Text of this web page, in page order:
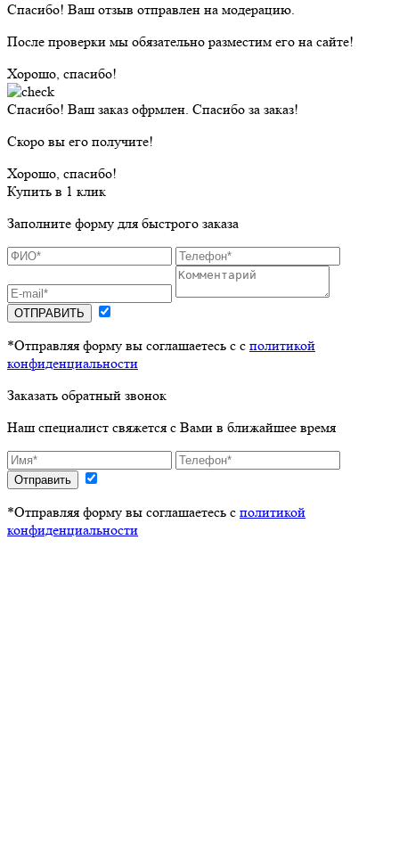
Спасибо! Ваш отзыв отправлен на модерацию.
После проверки мы обязательно разместим его на сайте!
Хорошо, спасибо!
Спасибо! Ваш заказ офрмлен. Спасибо за заказ!
Скоро вы его получите!
Хорошо, спасибо!
Купить в 1 клик
Заполните форму для быстрого заказа
ОТПРАВИТЬ
*Отправляя форму вы соглашаетесь с с политикой
конфиденциальности
Заказать обратный звонок
Наш специалист свяжется с Вами в ближайшее время
Отправить
*Отправляя форму вы соглашаетесь с политикой
конфиденциальности